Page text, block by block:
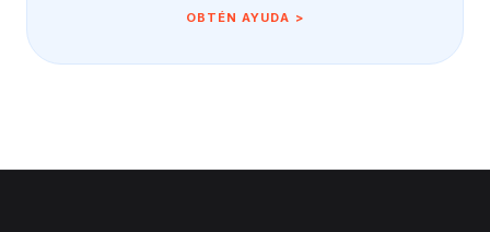
OBTÉN AYUDA >